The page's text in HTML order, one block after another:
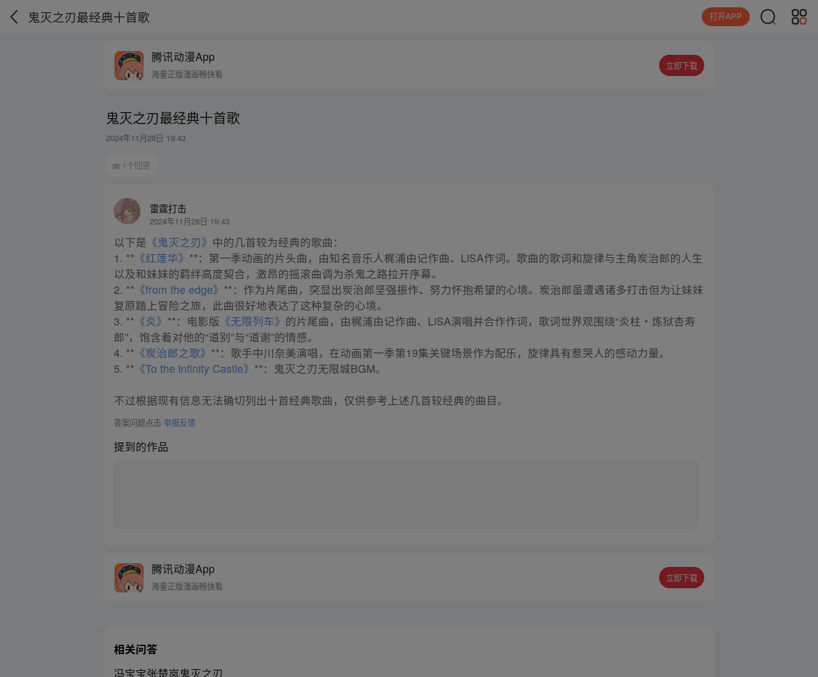
鬼灭之刃最经典十首歌 打开APP
腾讯动漫App
海量正版漫画畅快看
立即下载
鬼灭之刃最经典十首歌
2024年11月28日 19:43
1个回答
雷霆打击
2024年11月28日 19:43
以下是 《鬼灭之刃》 中的几首较为经典的歌曲：
1. ** 《红莲华》 **：第一季动画的片头曲，由知名音乐人梶浦由记作曲、LiSA作词。歌曲的歌词和旋律与主角炭治郎的人生
以及和妹妹的羁绊高度契合，激昂的摇滚曲调为杀鬼之路拉开序幕。
2. ** 《from the edge》 **：作为片尾曲，突显出炭治郎坚强振作、努力怀抱希望的心境。炭治郎虽遭遇诸多打击但为让妹妹
复原踏上冒险之旅，此曲很好地表达了这种复杂的心境。
3. ** 《炎》 **：电影版 《无限列车》 的片尾曲，由梶浦由记作曲、LiSA演唱并合作作词，歌词世界观围绕“炎柱・炼狱杏寿
郎”，饱含着对他的“道别”与“道谢”的情感。
4. ** 《炭治郎之歌》 **：歌手中川奈美演唱，在动画第一季第19集关键场景作为配乐，旋律具有惹哭人的感动力量。
5. ** 《To the infinity Castle》 **：鬼灭之刃无限城BGM。
不过根据现有信息无法确切列出十首经典歌曲，仅供参考上述几首较经典的曲目。
答案问题点击举报反馈
提到的作品
腾讯动漫App
海量正版漫画畅快看
立即下载
相关问答
冯宝宝张楚岚鬼灭之刃